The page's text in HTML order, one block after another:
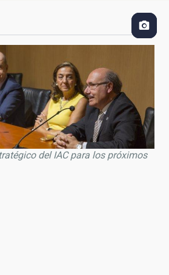
del IAC para los próximos